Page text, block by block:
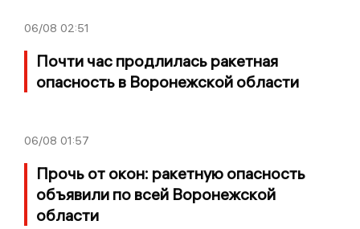
06/08 02:51
Почти час продлилась ракетная
опасность в Воронежской области
06/08 01:57
Прочь от окон: ракетную опасность
объявили по всей Воронежской
области